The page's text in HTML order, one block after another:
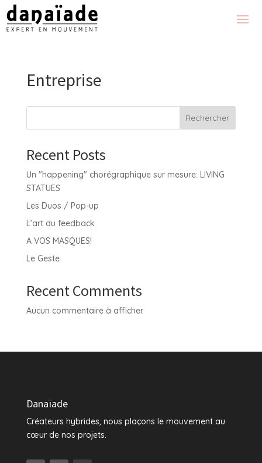
Entreprise
Rechercher
Recent Posts
Un "happening" chorégraphique sur mesure: LIVING
STATUES
Les Duos / Pop-up
L’art du feedback
A VOS MASQUES!
Le Geste
Recent Comments
Aucun commentaire à afficher.
Danaïade
Créateurs hybrides, nous plaçons le mouvement au
cœur de nos projets.